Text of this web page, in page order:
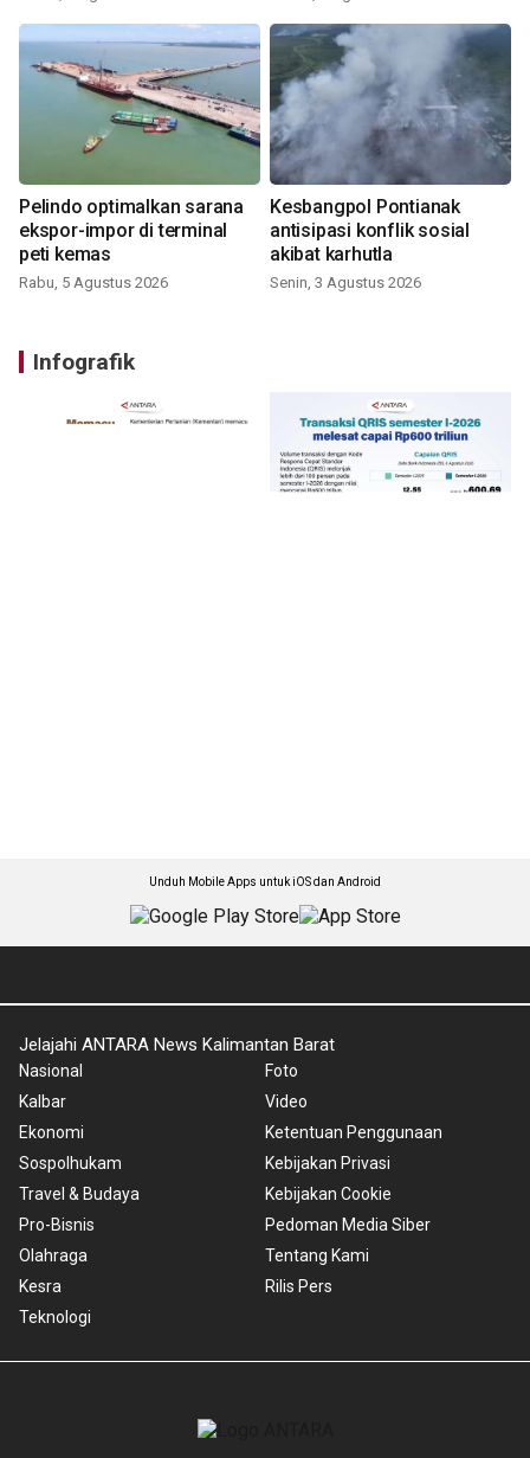
Pelindo optimalkan sarana
ekspor-impor di terminal
peti kemas
Rabu, 5 Agustus 2026
Kesbangpol Pontianak
antisipasi konflik sosial
akibat karhutla
Senin, 3 Agustus 2026
Infografik
Unduh Mobile Apps untuk iOS dan Android
Jelajahi ANTARA News Kalimantan Barat
Nasional
Kalbar
Ekonomi
Sospolhukam
Travel & Budaya
Pro-Bisnis
Olahraga
Kesra
Teknologi
Foto
Video
Ketentuan Penggunaan
Kebijakan Privasi
Kebijakan Cookie
Pedoman Media Siber
Tentang Kami
Rilis Pers